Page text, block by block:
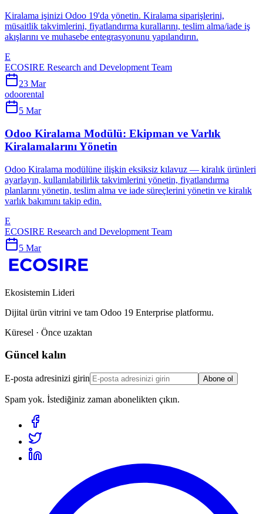
Kiralama işinizi Odoo 19'da yönetin. Kiralama siparişlerini,
müsaitlik takvimlerini, fiyatlandırma kurallarını, teslim alma/iade iş
akışlarını ve muhasebe entegrasyonunu yapılandırın.
E
ECOSIRE Research and Development Team
23 Mar
odoorental
5 Mar
Odoo Kiralama Modülü: Ekipman ve Varlık
Kiralamalarını Yönetin
Odoo Kiralama modülüne ilişkin eksiksiz kılavuz — kiralık ürünleri
ayarlayın, kullanılabilirlik takvimlerini yönetin, fiyatlandırma
planlarını yönetin, teslim alma ve iade süreçlerini yönetin ve kiralık
varlık bakımını takip edin.
E
ECOSIRE Research and Development Team
5 Mar
Ekosistemin Lideri
Dijital ürün vitrini ve tam Odoo 19 Enterprise platformu.
Küresel · Önce uzaktan
Güncel kalın
E-posta adresinizi girin Abone ol
Spam yok. İstediğiniz zaman abonelikten çıkın.